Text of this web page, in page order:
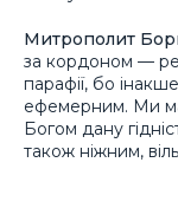
Митрополит
за кордоном —
парафії, бо
ефемерним. Ми
Богом дану
також ніжним,